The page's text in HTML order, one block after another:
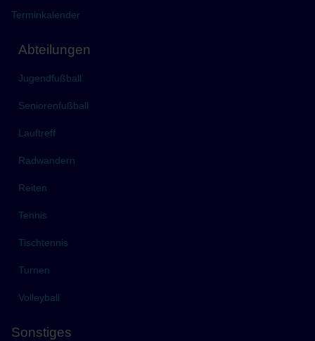
Terminkalender
Abteilungen
Jugendfußball
Seniorenfußball
Lauftreff
Radwandern
Reiten
Tennis
Tischtennis
Turnen
Volleyball
Sonstiges